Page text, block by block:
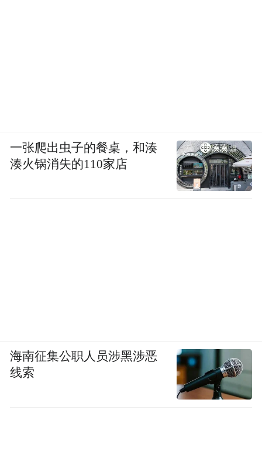
一张爬出虫子的餐桌，和湊
湊火锅消失的110家店
海南征集公职人员涉黑涉恶
线索